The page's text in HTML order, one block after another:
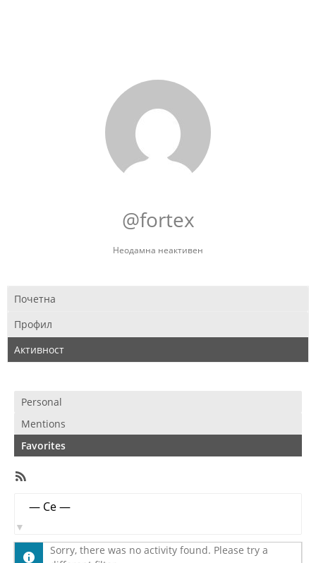
@fortex
Неодамна неактивен
Почетна
Профил
Активност
Personal
Mentions
Favorites
Member
Activities
Show:
Sorry, there was no activity found. Please try a